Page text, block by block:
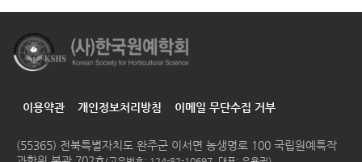
이용약관 개인정보처리방침 이메일 무단수집 거부
(55365) 전북특별자치도 완주군 이서면 농생명로 100 국립원예특작